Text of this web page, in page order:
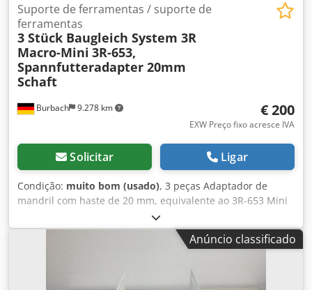
Burbach 9.278 km
Suporte de ferramentas / suporte de
ferramentas
3 Stück Baugleich System 3R
Macro-Mini 3R-653,
Spannfutteradapter 20mm
Schaft
€ 200
EXW Preço fixo acresce IVA
Solicitar Ligar
Condição: muito bom (usado), 3 peças Adaptador de
mandril com haste de 20 mm, equivalente ao 3R-653 Mini
adaptador de mandril 3R-653 para hastes de 20 mm Inclui
barra de tração Equivalente a: Adaptador de mandril
manual, Macro-Mini, 3R-653 Inclui 3 peças de barra de
Anúncio classificado